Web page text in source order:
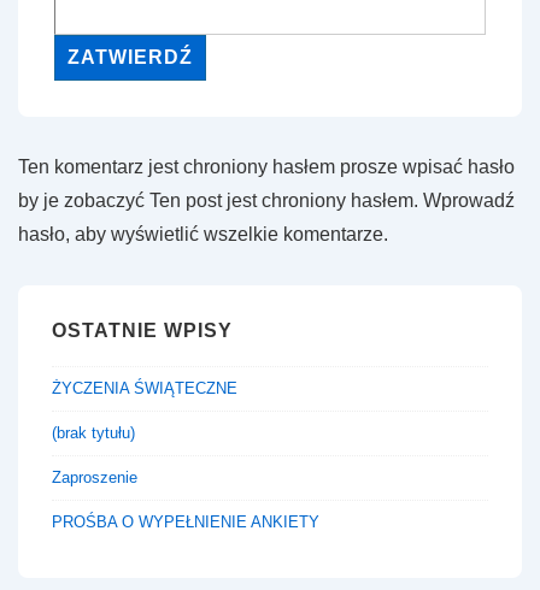
Ten komentarz jest chroniony hasłem prosze wpisać hasło
by je zobaczyć Ten post jest chroniony hasłem. Wprowadź
hasło, aby wyświetlić wszelkie komentarze.
OSTATNIE WPISY
ŻYCZENIA ŚWIĄTECZNE
(brak tytułu)
Zaproszenie
PROŚBA O WYPEŁNIENIE ANKIETY